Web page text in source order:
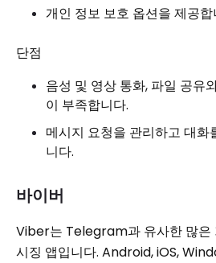
개인 정보 보호 옵션을 제공합
단점
음성 및 영상 통화, 파일 공유
이 부족합니다.
메시지 요청을 관리하고 대화
니다.
바이버
Viber는 Telegram과 유사한 많은
시징 앱입니다. Android, iOS,